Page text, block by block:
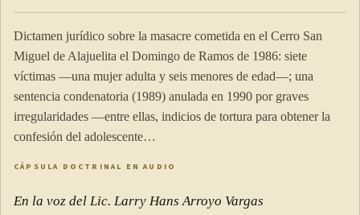
Dictamen jurídico sobre la masacre cometida en el Cerro San
Miguel de Alajuelita el Domingo de Ramos de 1986: siete
víctimas —una mujer adulta y seis menores de edad—; una
sentencia condenatoria (1989) anulada en 1990 por graves
irregularidades —entre ellas, indicios de tortura para obtener la
confesión del adolescente…
CÁPSULA DOCTRINAL EN AUDIO
En la voz del Lic. Larry Hans Arroyo Vargas